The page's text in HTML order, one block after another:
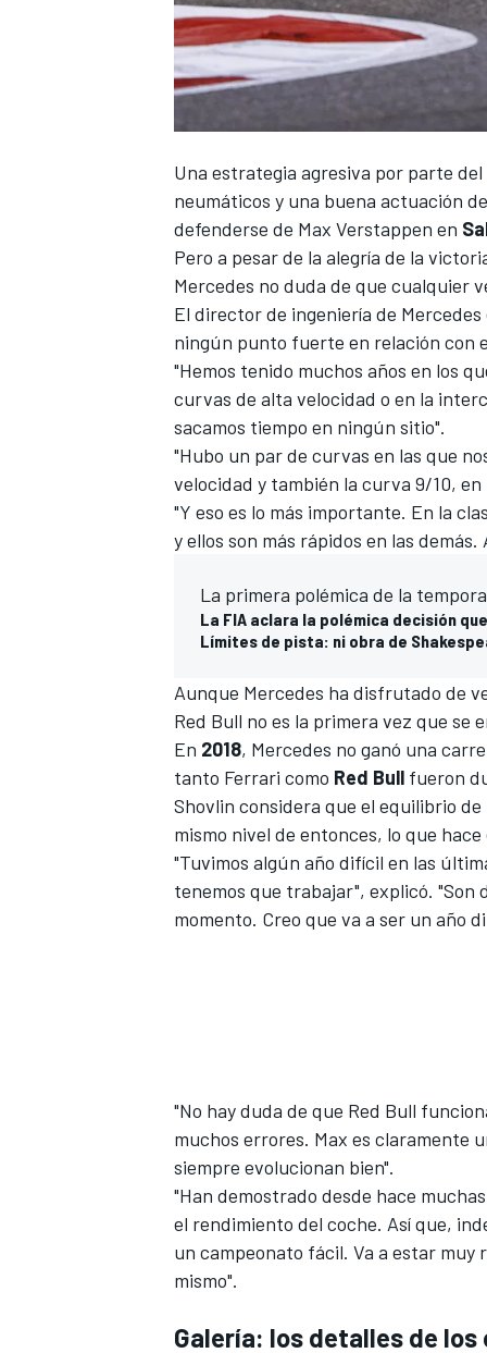
MÁS CATEGORÍAS
Una estrategia agresiva por parte
neumáticos y una buena actuación
defenderse de Max Verstappen en
Pero a pesar de la alegría de la
Mercedes no duda de que cualquier
El director de ingeniería de Mercedes
ningún punto fuerte en relación con
"Hemos tenido muchos años en los
curvas de alta velocidad o en la
sacamos tiempo en ningún sitio".
"Hubo un par de curvas en las que
velocidad y también la curva 9/10,
"Y eso es lo más importante. En la
y ellos son más rápidos en las
La primera polémica de la
La FIA aclara la polémica decisión
Límites de pista: ni obra de
Aunque Mercedes ha disfrutado de
Red Bull no es la primera vez que se
En 2018, Mercedes no ganó una
tanto Ferrari como Red Bull fueron
Shovlin considera que el equilibrio
mismo nivel de entonces, lo que
"Tuvimos algún año difícil en las
tenemos que trabajar", explicó. "Son
momento. Creo que va a ser un año
"No hay duda de que Red Bull
muchos errores. Max es claramente
siempre evolucionan bien".
"Han demostrado desde hace
el rendimiento del coche. Así que,
un campeonato fácil. Va a estar muy
mismo".
Galería: los detalles de los